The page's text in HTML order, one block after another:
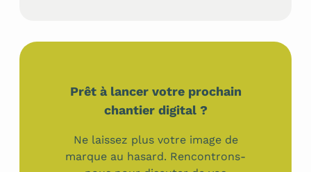
Prêt à lancer votre prochain
chantier digital ?
Ne laissez plus votre image de
marque au hasard. Rencontrons-